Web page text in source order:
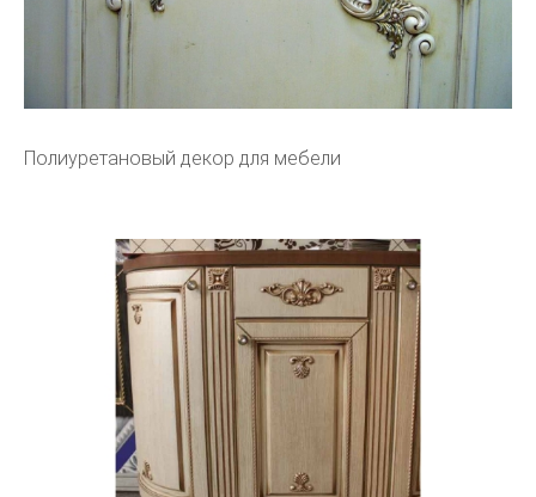
Полиуретановый декор для мебели